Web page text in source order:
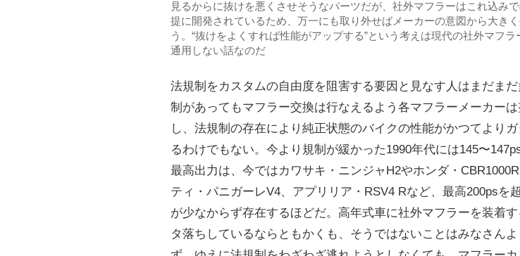
見るからに抜けを悪くさせそうなパーツだが、社外マフラーはこれ込み
提に開発されているため、万一にも取り外せばメーカーの意図から大き
う。“抜けをよくすれば性能がアップする”という考えは現代の社外マフラ
通用しない話なのだ
法規制をカスタムの自由度を阻害する要因と見なす人はまだま
制があってもマフラー交換は行なえるよう各マフラーメーカー
し、法規制の存在により純正状態のバイクの性能がかつてより
るわけでもない。今より規制が緩かった1990年代には145〜
最高出力は、今ではカワサキ・ニンジャH2やホンダ・
ティ・パニガーレV4、アプリリア・RSV4 Rなど、最高200psを
が少なからず存在するほどだ。高年式車に社外マフラーを装着
タ落ちしているならともかくも、そうではないことはみなさん